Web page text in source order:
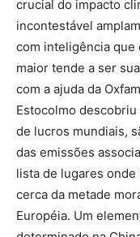
crucial do impacto
incontestável
com inteligência que
maior tende a ser
com a ajuda da
Estocolmo
de lucros mundiais,
das emissões
lista de lugares
cerca da metade
Européia. Um